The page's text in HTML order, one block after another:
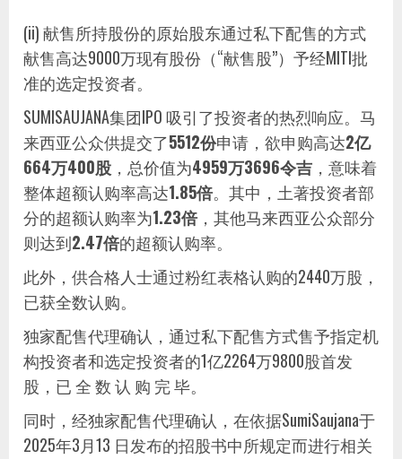
(ii) 献售所持股份的原始股东通过私下配售的方式
献售高达9000万现有股份（“献售股”）予经MITI批
准的选定投资者。
SUMISAUJANA集团IPO 吸引了投资者的热烈响应。马
来西亚公众供提交了5512份申请，欲申购高达2亿
664万400股 ，总价值为4959万3696令吉 ，意味着
整体超额认购率高达1.85倍。其中，土著投资者部
分的超额认购率为1.23倍 ，其他马来西亚公众部分
则达到2.47倍的超额认购率。
此外，供合格人士通过粉红表格认购的2440万股，
已获全数认购。
独家配售代理确认，通过私下配售方式售予指定机
构投资者和选定投资者的1亿2264万9800股首发
股，已 全 数 认 购 完 毕。
同时，经独家配售代理确认，在依据SumiSaujana于
2025年3月13 日发布的招股书中所规定而进行相关